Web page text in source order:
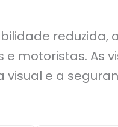
reduzida,
motoristas. As
e a